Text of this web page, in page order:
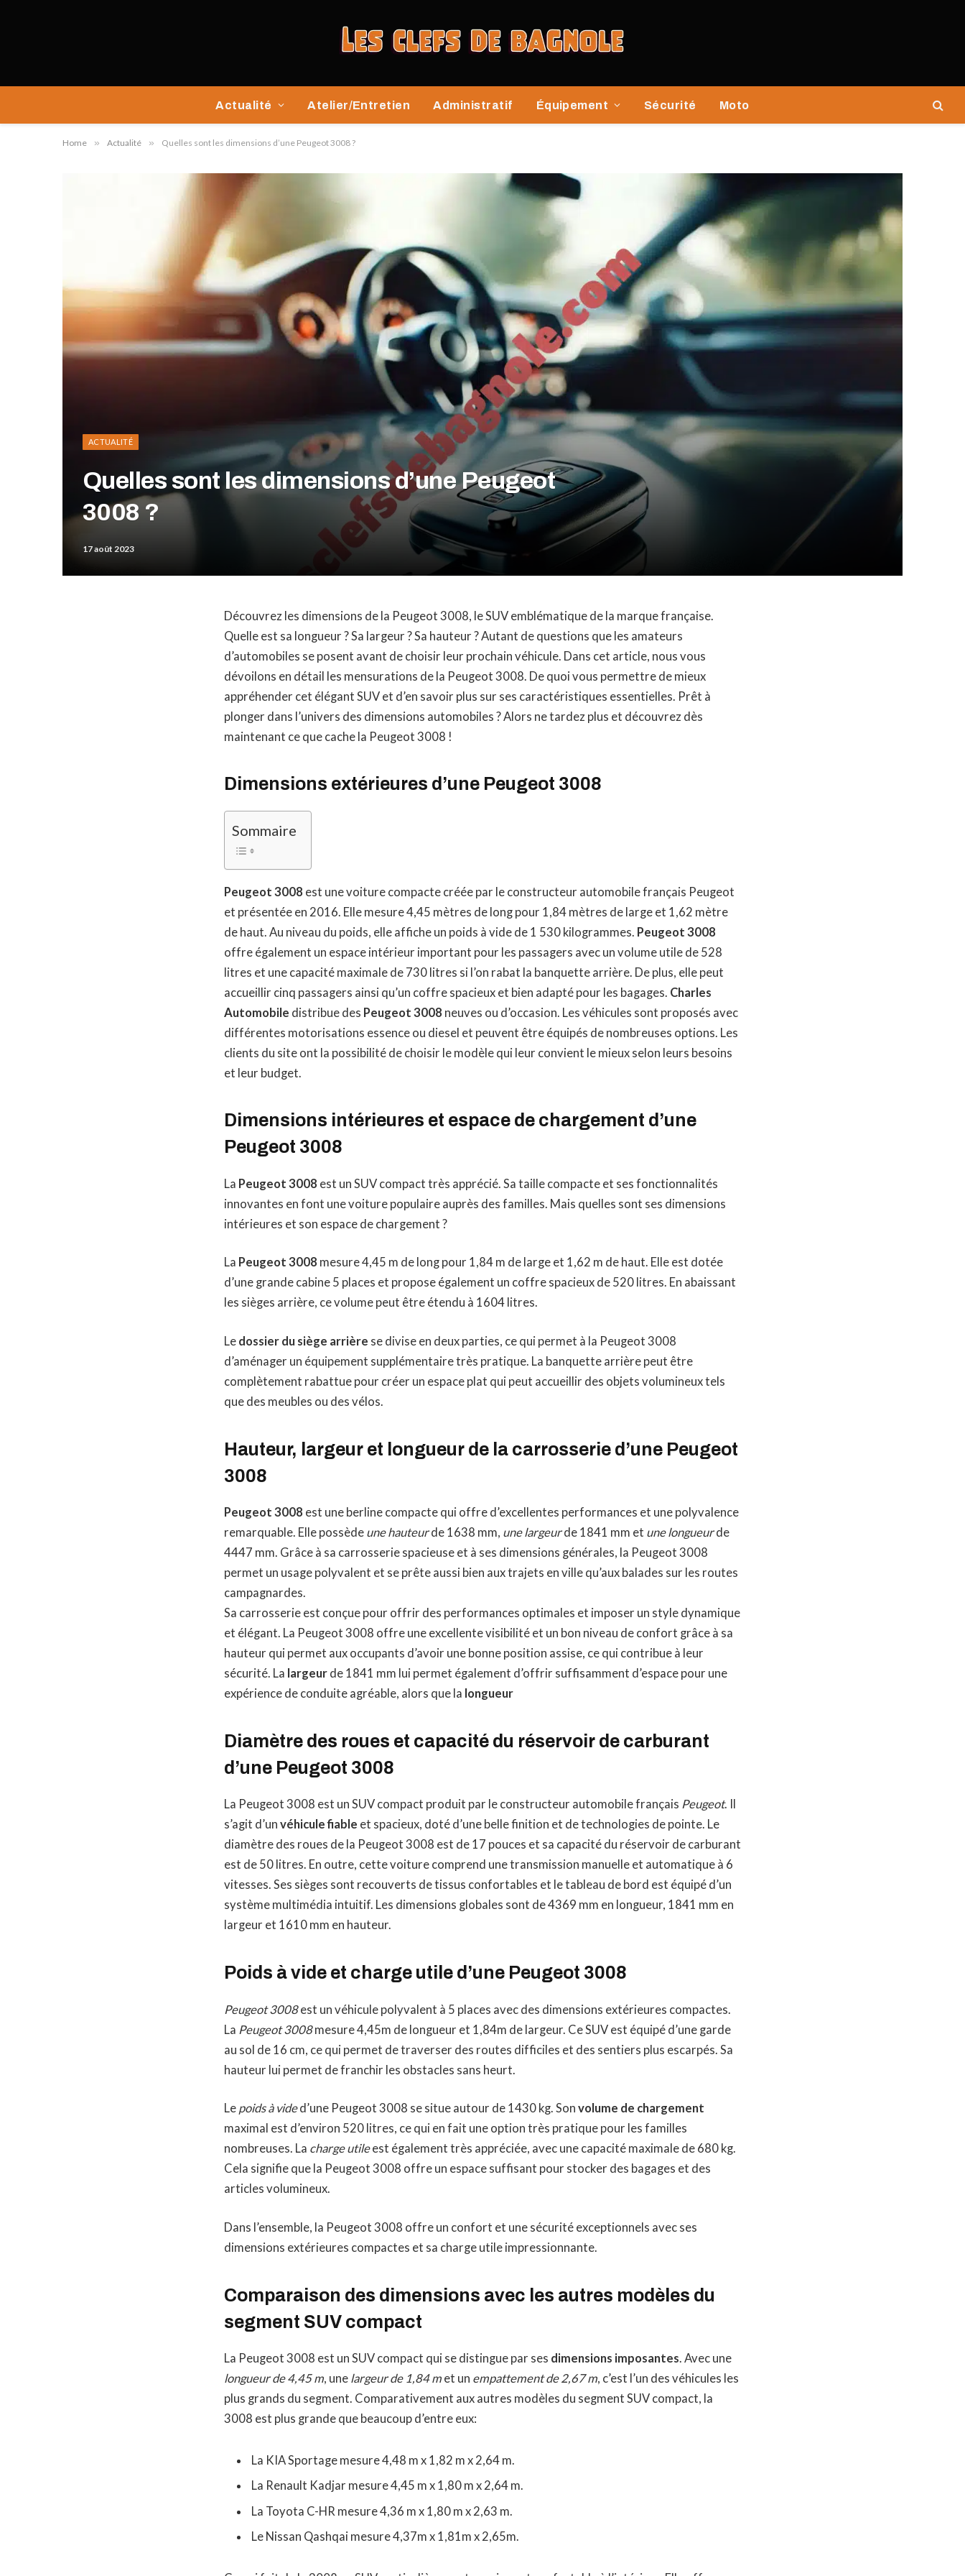
Actualité Atelier/Entretien Administratif Équipement Sécurité Moto
Home » Actualité » Quelles sont les dimensions d’une Peugeot 3008 ?
ACTUALITÉ
Quelles sont les dimensions d’une Peugeot
3008 ?
17 août 2023
Découvrez les dimensions de la Peugeot 3008, le SUV emblématique de la marque française.
Quelle est sa longueur ? Sa largeur ? Sa hauteur ? Autant de questions que les amateurs
d’automobiles se posent avant de choisir leur prochain véhicule. Dans cet article, nous vous
dévoilons en détail les mensurations de la Peugeot 3008. De quoi vous permettre de mieux
appréhender cet élégant SUV et d’en savoir plus sur ses caractéristiques essentielles. Prêt à
plonger dans l’univers des dimensions automobiles ? Alors ne tardez plus et découvrez dès
maintenant ce que cache la Peugeot 3008 !
Dimensions extérieures d’une Peugeot 3008
Sommaire
Peugeot 3008 est une voiture compacte créée par le constructeur automobile français Peugeot
et présentée en 2016. Elle mesure 4,45 mètres de long pour 1,84 mètres de large et 1,62 mètre
de haut. Au niveau du poids, elle affiche un poids à vide de 1 530 kilogrammes. Peugeot 3008
offre également un espace intérieur important pour les passagers avec un volume utile de 528
litres et une capacité maximale de 730 litres si l’on rabat la banquette arrière. De plus, elle peut
accueillir cinq passagers ainsi qu’un coffre spacieux et bien adapté pour les bagages. Charles
Automobile distribue des Peugeot 3008 neuves ou d’occasion. Les véhicules sont proposés avec
différentes motorisations essence ou diesel et peuvent être équipés de nombreuses options. Les
clients du site ont la possibilité de choisir le modèle qui leur convient le mieux selon leurs besoins
et leur budget.
Dimensions intérieures et espace de chargement d’une
Peugeot 3008
La Peugeot 3008 est un SUV compact très apprécié. Sa taille compacte et ses fonctionnalités
innovantes en font une voiture populaire auprès des familles. Mais quelles sont ses dimensions
intérieures et son espace de chargement ?
La Peugeot 3008 mesure 4,45 m de long pour 1,84 m de large et 1,62 m de haut. Elle est dotée
d’une grande cabine 5 places et propose également un coffre spacieux de 520 litres. En abaissant
les sièges arrière, ce volume peut être étendu à 1604 litres.
Le dossier du siège arrière se divise en deux parties, ce qui permet à la Peugeot 3008
d’aménager un équipement supplémentaire très pratique. La banquette arrière peut être
complètement rabattue pour créer un espace plat qui peut accueillir des objets volumineux tels
que des meubles ou des vélos.
Hauteur, largeur et longueur de la carrosserie d’une Peugeot
3008
Peugeot 3008 est une berline compacte qui offre d’excellentes performances et une polyvalence
remarquable. Elle possède une hauteurde 1638 mm, une largeurde 1841 mm et une longueurde
4447 mm. Grâce à sa carrosserie spacieuse et à ses dimensions générales, la Peugeot 3008
permet un usage polyvalent et se prête aussi bien aux trajets en ville qu’aux balades sur les routes
campagnardes.
Sa carrosserie est conçue pour offrir des performances optimales et imposer un style dynamique
et élégant. La Peugeot 3008 offre une excellente visibilité et un bon niveau de confort grâce à sa
hauteur qui permet aux occupants d’avoir une bonne position assise, ce qui contribue à leur
sécurité. La largeur de 1841 mm lui permet également d’offrir suffisamment d’espace pour une
expérience de conduite agréable, alors que la longueur
Diamètre des roues et capacité du réservoir de carburant
d’une Peugeot 3008
La Peugeot 3008 est un SUV compact produit par le constructeur automobile français Peugeot. Il
s’agit d’un véhicule fiable et spacieux, doté d’une belle finition et de technologies de pointe. Le
diamètre des roues de la Peugeot 3008 est de 17 pouces et sa capacité du réservoir de carburant
est de 50 litres. En outre, cette voiture comprend une transmission manuelle et automatique à 6
vitesses. Ses sièges sont recouverts de tissus confortables et le tableau de bord est équipé d’un
système multimédia intuitif. Les dimensions globales sont de 4369 mm en longueur, 1841 mm en
largeur et 1610 mm en hauteur.
Poids à vide et charge utile d’une Peugeot 3008
Peugeot 3008est un véhicule polyvalent à 5 places avec des dimensions extérieures compactes.
La Peugeot 3008mesure 4,45m de longueur et 1,84m de largeur. Ce SUV est équipé d’une garde
au sol de 16 cm, ce qui permet de traverser des routes difficiles et des sentiers plus escarpés. Sa
hauteur lui permet de franchir les obstacles sans heurt.
Le poids à vided’une Peugeot 3008 se situe autour de 1430 kg. Son volume de chargement
maximal est d’environ 520 litres, ce qui en fait une option très pratique pour les familles
nombreuses. La charge utileest également très appréciée, avec une capacité maximale de 680 kg.
Cela signifie que la Peugeot 3008 offre un espace suffisant pour stocker des bagages et des
articles volumineux.
Dans l’ensemble, la Peugeot 3008 offre un confort et une sécurité exceptionnels avec ses
dimensions extérieures compactes et sa charge utile impressionnante.
Comparaison des dimensions avec les autres modèles du
segment SUV compact
La Peugeot 3008 est un SUV compact qui se distingue par ses dimensions imposantes. Avec une
longueur de 4,45 m, une largeur de 1,84 m et un empattement de 2,67 m, c’est l’un des véhicules les
plus grands du segment. Comparativement aux autres modèles du segment SUV compact, la
3008 est plus grande que beaucoup d’entre eux:
La KIA Sportage mesure 4,48 m x 1,82 m x 2,64 m.
La Renault Kadjar mesure 4,45 m x 1,80 m x 2,64 m.
La Toyota C-HR mesure 4,36 m x 1,80 m x 2,63 m.
Le Nissan Qashqai mesure 4,37m x 1,81m x 2,65m.